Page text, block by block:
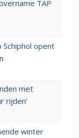
TAP
Schiphol opent
met
rijden'
winter